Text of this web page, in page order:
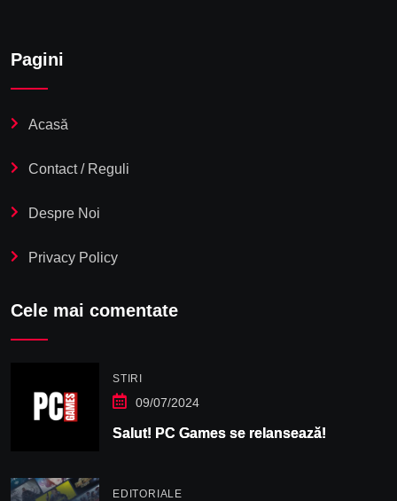
Pagini
Acasă
Contact / Reguli
Despre Noi
Privacy Policy
Cele mai comentate
STIRI
09/07/2024
Salut! PC Games se relansează!
EDITORIALE